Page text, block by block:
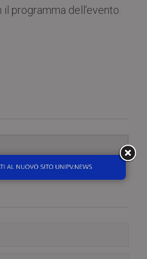
programma dell’evento.